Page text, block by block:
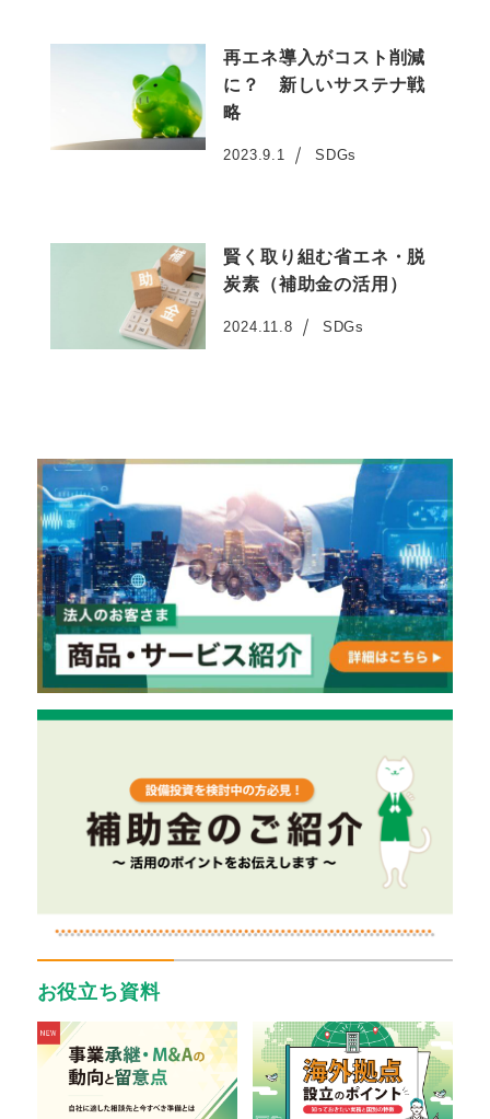
再エネ導入がコスト削減
に？ 新しいサステナ戦
略
投稿日
2023.9.1 SDGs
賢く取り組む省エネ・脱
炭素（補助金の活用）
投稿日
2024.11.8 SDGs
お役立ち資料